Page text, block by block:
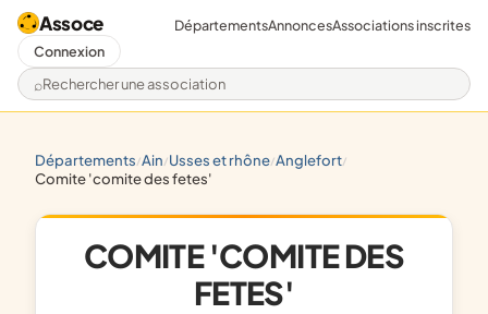
Assoce
Rechercher une association
DépartementsAnnoncesAssociations inscrites
Connexion
départements/ ain/ usses et rhône/ anglefort/
comite 'comite des fetes'
COMITE 'COMITE DES
FETES'